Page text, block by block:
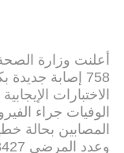
أعلنت وزارة
758 إصابة